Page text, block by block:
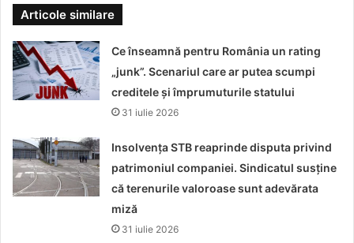
Articole similare
Ce înseamnă pentru România un rating
„junk”. Scenariul care ar putea scumpi
creditele și împrumuturile statului
31 iulie 2026
Insolvența STB reaprinde disputa privind
patrimoniul companiei. Sindicatul susține
că terenurile valoroase sunt adevărata
miză
31 iulie 2026